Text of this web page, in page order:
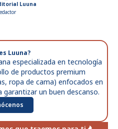
Luuna
Luuna?
especializada en tecnología
de productos premium
ropa de cama) enfocados en
un buen descanso.